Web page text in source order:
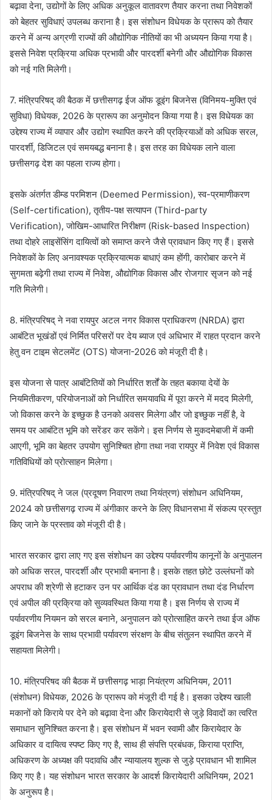
बढ़ावा देना, उद्योगों के लिए अधिक अनुकूल वातावरण तैयार करना तथा निवेशकों
को बेहतर सुविधाएं उपलब्ध कराना है। इस संशोधन विधेयक के प्रारूप को तैयार
करने में अन्य अग्रणी राज्यों की औद्योगिक नीतियों का भी अध्ययन किया गया है।
इससे निवेश प्रक्रिया अधिक प्रभावी और पारदर्शी बनेगी और औद्योगिक विकास
को नई गति मिलेगी।
7. मंत्रिपरिषद् की बैठक में छत्तीसगढ़ ईज ऑफ डूइंग बिजनेस (विनिमय-मुक्ति एवं
सुविधा) विधेयक, 2026 के प्रारूप का अनुमोदन किया गया है। इस विधेयक का
उद्देश्य राज्य में व्यापार और उद्योग स्थापित करने की प्रक्रियाओं को अधिक सरल,
पारदर्शी, डिजिटल एवं समयबद्ध बनाना है। इस तरह का विधेयक लाने वाला
छत्तीसगढ़ देश का पहला राज्य होगा।
इसके अंतर्गत डीम्ड परमिशन (Deemed Permission), स्व-प्रमाणीकरण
(Self-certification), तृतीय-पक्ष सत्यापन (Third-party
Verification), जोखिम-आधारित निरीक्षण (Risk-based Inspection)
तथा दोहरे लाइसेंसिंग दायित्वों को समाप्त करने जैसे प्रावधान किए गए हैं। इससे
निवेशकों के लिए अनावश्यक प्रक्रियात्मक बाधाएं कम होंगी, कारोबार करने में
सुगमता बढ़ेगी तथा राज्य में निवेश, औद्योगिक विकास और रोजगार सृजन को नई
गति मिलेगी।
8. मंत्रिपरिषद् ने नवा रायपुर अटल नगर विकास प्राधिकरण (NRDA) द्वारा
आबंटित भूखंडों एवं निर्मित परिसरों पर देय ब्याज एवं अधिभार में राहत प्रदान करने
हेतु वन टाइम सेटलमेंट (OTS) योजना-2026 को मंजूरी दी है।
इस योजना से पात्र आबंटितियों को निर्धारित शर्तों के तहत बकाया देयों के
नियमितीकरण, परियोजनाओं को निर्धारित समयावधि में पूरा करने में मदद मिलेगी,
जो विकास करने के इच्छुक है उनको अवसर मिलेगा और जो इच्छुक नहीं है, वे
समय पर आबंटित भूमि को सरेंडर कर सकेंगे। इस निर्णय से मुकदमेबाजी में कमी
आएगी, भूमि का बेहतर उपयोग सुनिश्चित होगा तथा नवा रायपुर में निवेश एवं विकास
गतिविधियों को प्रोत्साहन मिलेगा।
9. मंत्रिपरिषद् ने जल (प्रदूषण निवारण तथा नियंत्रण) संशोधन अधिनियम,
2024 को छत्तीसगढ़ राज्य में अंगीकार करने के लिए विधानसभा में संकल्प प्रस्तुत
किए जाने के प्रस्ताव को मंजूरी दी है।
भारत सरकार द्वारा लाए गए इस संशोधन का उद्देश्य पर्यावरणीय कानूनों के अनुपालन
को अधिक सरल, पारदर्शी और प्रभावी बनाना है। इसके तहत छोटे उल्लंघनों को
अपराध की श्रेणी से हटाकर उन पर आर्थिक दंड का प्रावधान तथा दंड निर्धारण
एवं अपील की प्रक्रिया को सुव्यवस्थित किया गया है। इस निर्णय से राज्य में
पर्यावरणीय नियमन को सरल बनाने, अनुपालन को प्रोत्साहित करने तथा ईज ऑफ
डूइंग बिजनेस के साथ प्रभावी पर्यावरण संरक्षण के बीच संतुलन स्थापित करने में
सहायता मिलेगी।
10. मंत्रिपरिषद की बैठक में छत्तीसगढ़ भाड़ा नियंत्रण अधिनियम, 2011
(संशोधन) विधेयक, 2026 के प्रारूप को मंजूरी दी गई है। इसका उद्देश्य खाली
मकानों को किराये पर देने को बढ़ावा देना और किरायेदारी से जुड़े विवादों का त्वरित
समाधान सुनिश्चित करना है। इस संशोधन में भवन स्वामी और किरायेदार के
अधिकार व दायित्व स्पष्ट किए गए है, साथ ही संपत्ति प्रबंधक, किराया प्राप्ति,
अधिकरण के अध्यक्ष की पदावधि और न्यायालय शुल्क से जुड़े प्रावधान भी शामिल
किए गए है। यह संशोधन भारत सरकार के आदर्श किरायेदारी अधिनियम, 2021
के अनुरूप है।